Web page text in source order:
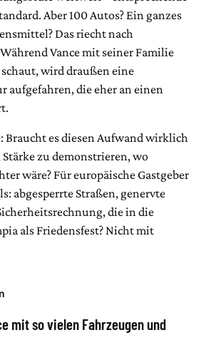
Aber 100 Autos? Ein ganzes
Das riecht nach
Vance mit seiner Familie
wird draußen eine
aufgefahren, die eher an einen
Braucht es diesen Aufwand wirklich
Stärke zu demonstrieren, wo
wäre? Für europäische Gastgeber
abgesperrte Straßen, genervte
die in die
als Friedensfest? Nicht mit
mit so vielen Fahrzeugen und